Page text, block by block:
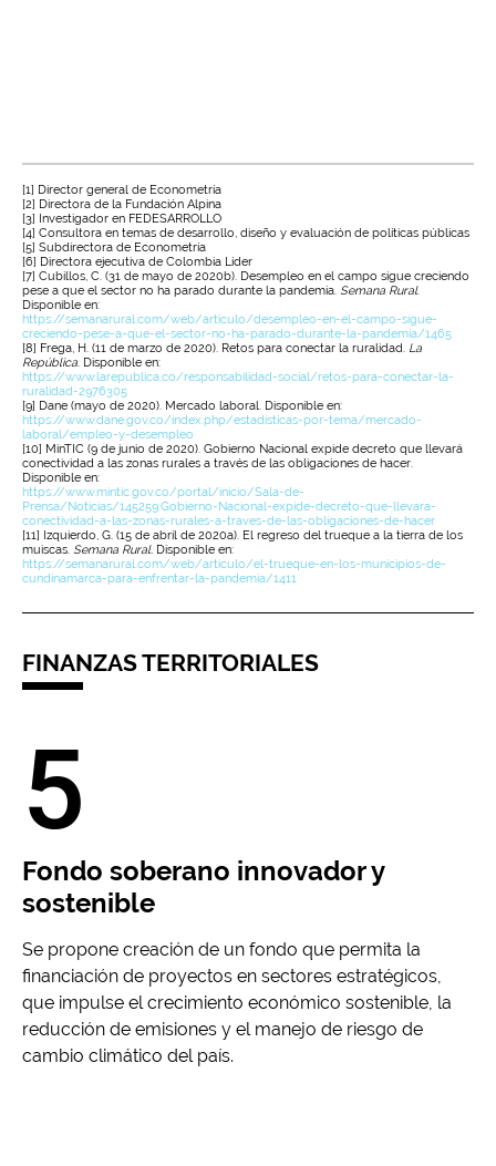
[1] Director general de Econometría
[2] Directora de la Fundación Alpina
[3] Investigador en FEDESARROLLO
[4] Consultora en temas de desarrollo, diseño y evaluación de políticas públicas
[5] Subdirectora de Econometría
[6] Directora ejecutiva de Colombia Líder
[7] Cubillos, C. (31 de mayo de 2020b). Desempleo en el campo sigue creciendo
pese a que el sector no ha parado durante la pandemia. Semana Rural.
Disponible en:
https://semanarural.com/web/articulo/desempleo-en-el-campo-sigue-
creciendo-pese-a-que-el-sector-no-ha-parado-durante-la-pandemia/1465
[8] Frega, H. (11 de marzo de 2020). Retos para conectar la ruralidad. La
República. Disponible en:
https://www.larepublica.co/responsabilidad-social/retos-para-conectar-la-
ruralidad-2976305
[9] Dane (mayo de 2020). Mercado laboral. Disponible en:
https://www.dane.gov.co/index.php/estadisticas-por-tema/mercado-
laboral/empleo-y-desempleo
[10] MinTIC (9 de junio de 2020). Gobierno Nacional expide decreto que llevará
conectividad a las zonas rurales a través de las obligaciones de hacer.
Disponible en:
https://www.mintic.gov.co/portal/inicio/Sala-de-
Prensa/Noticias/145259:Gobierno-Nacional-expide-decreto-que-llevara-
conectividad-a-las-zonas-rurales-a-traves-de-las-obligaciones-de-hacer
[11] Izquierdo, G. (15 de abril de 2020a). El regreso del trueque a la tierra de los
muiscas. Semana Rural. Disponible en:
https://semanarural.com/web/articulo/el-trueque-en-los-municipios-de-
cundinamarca-para-enfrentar-la-pandemia/1411
FINANZAS TERRITORIALES
5
Fondo soberano innovador y
sostenible
Se propone creación de un fondo que permita la
financiación de proyectos en sectores estratégicos,
que impulse el crecimiento económico sostenible, la
reducción de emisiones y el manejo de riesgo de
cambio climático del país.